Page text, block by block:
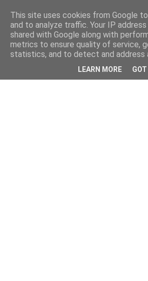
This site uses cookies from Google
and to analyze traffic. Your IP
shared with Google along with
metrics to ensure quality of service,
statistics, and to detect and address
LEARN MORE